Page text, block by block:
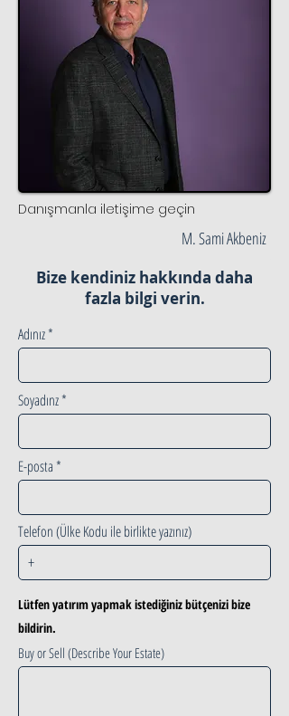
Danışmanla iletişime geçin
M. Sami Akbeniz
Bize kendiniz hakkında daha
fazla bilgi verin.
Adınız
Soyadınz
E-posta
Telefon (Ülke Kodu ile birlikte yazınız)
Lütfen yatırım yapmak istediğiniz bütçenizi bize
bildirin.
Buy or Sell (Describe Your Estate)